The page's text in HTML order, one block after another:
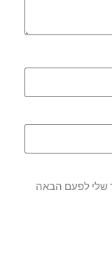
שלי לפעם הבאה